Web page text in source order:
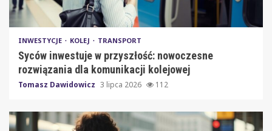
INWESTYCJE KOLEJ TRANSPORT
Syców inwestuje w przyszłość: nowoczesne
rozwiązania dla komunikacji kolejowej
Tomasz Dawidowicz 3 lipca 2026 112